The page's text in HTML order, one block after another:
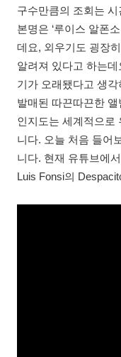
구수만큼의 조회는
본명은 ‘루이스 알폰
데요, 외우기도 굉장
알려져 있다고 하는데
기가 오래됐다고 생각
발매된 따끈따끈한
인지도는 세계적으로
니다. 오늘 처음 들어
니다. 현재 유튜브에
Luis Fonsi의